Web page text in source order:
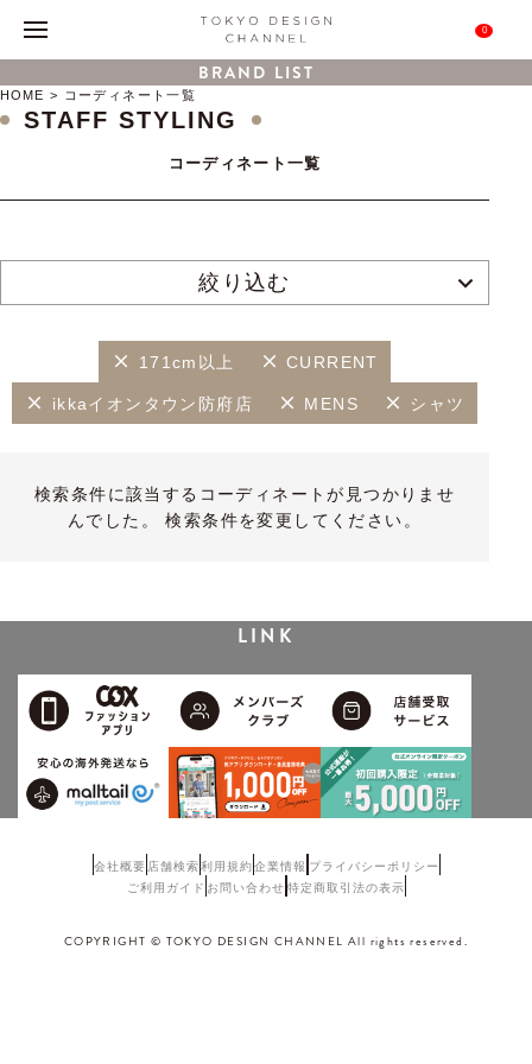
0
BRAND LIST
HOME コーディネート一覧
STAFF STYLING
コーディネート一覧
絞り込む
171cm以上 CURRENT
ikkaイオンタウン防府店 MENS シャツ
検索条件に該当するコーディネートが見つかりませ
んでした。 検索条件を変更してください。
LINK
会社概要 店舗検索利用規約企業情報 プライバシーポリシー
ご利用ガイド お問い合わせ 特定商取引法の表示
COPYRIGHT © TOKYO DESIGN CHANNEL All rights reserved.